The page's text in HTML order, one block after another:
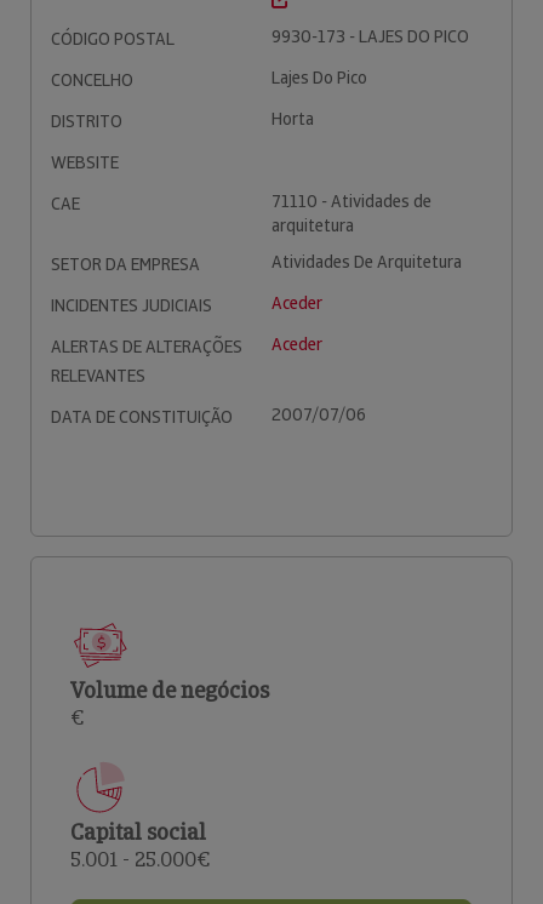
CÓDIGO POSTAL
9930-173 - LAJES DO PICO
CONCELHO
Lajes Do Pico
DISTRITO
Horta
WEBSITE
CAE
71110 - Atividades de
arquitetura
SETOR DA EMPRESA
Atividades De Arquitetura
INCIDENTES JUDICIAIS
Aceder
ALERTAS DE ALTERAÇÕES
RELEVANTES
Aceder
DATA DE CONSTITUIÇÃO 2007/07/06
Volume de negócios
€
Capital social
5.001 - 25.000€